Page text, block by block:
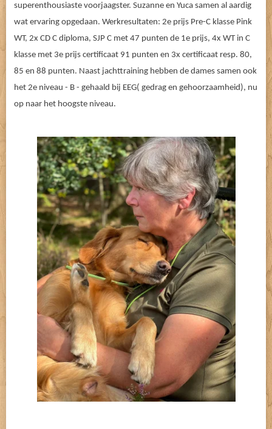
superenthousiaste voorjaagster. Suzanne en Yuca samen al aardig
wat ervaring opgedaan. Werkresultaten: 2e prijs Pre-C klasse Pink
WT, 2x CD C diploma, SJP C met 47 punten de 1e prijs, 4x WT in C
klasse met 3e prijs certificaat 91 punten en 3x certificaat resp. 80,
85 en 88 punten. Naast jachttraining hebben de dames samen ook
het 2e niveau - B - gehaald bij EEG( gedrag en gehoorzaamheid), nu
op naar het hoogste niveau.